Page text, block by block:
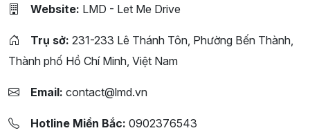
Website: LMD - Let Me Drive
Trụ sở: 231-233 Lê Thánh Tôn, Phường Bến Thành,
Thành phố Hồ Chí Minh, Việt Nam
Email: contact@lmd.vn
Hotline Miền Bắc: 0902376543